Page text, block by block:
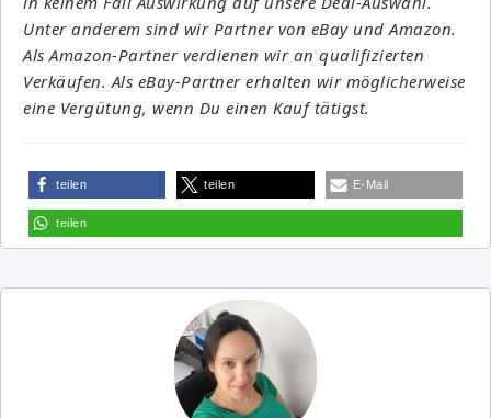
Unter anderem sind wir Partner von eBay und Amazon.
Als Amazon-Partner verdienen wir an qualifizierten
Verkäufen. Als eBay-Partner erhalten wir möglicherweise
eine Vergütung, wenn Du einen Kauf tätigst.
teilen teilen E-Mail
teilen